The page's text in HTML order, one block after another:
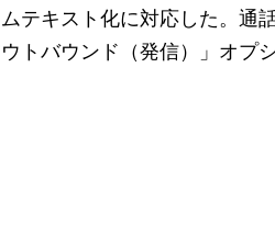
テキスト化に対応した。通
トバウンド（発信）」オプ